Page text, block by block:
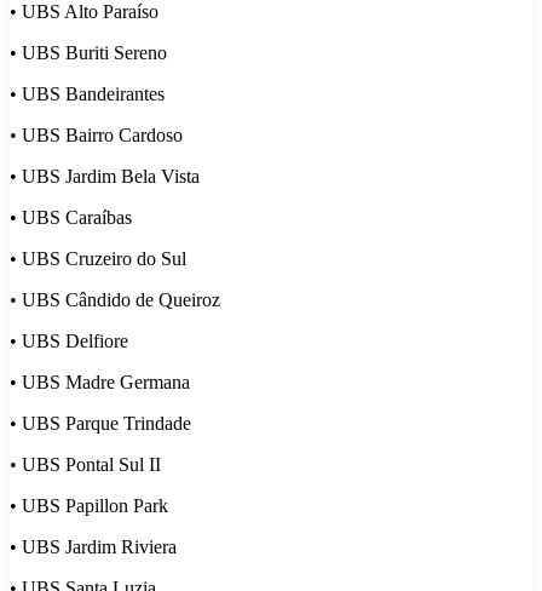
• UBS Alto Paraíso
• UBS Buriti Sereno
• UBS Bandeirantes
• UBS Bairro Cardoso
• UBS Jardim Bela Vista
• UBS Caraíbas
• UBS Cruzeiro do Sul
• UBS Cândido de Queiroz
• UBS Delfiore
• UBS Madre Germana
• UBS Parque Trindade
• UBS Pontal Sul II
• UBS Papillon Park
• UBS Jardim Riviera